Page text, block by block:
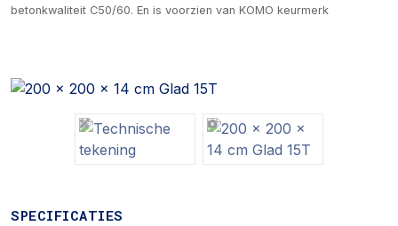
betonkwaliteit C50/60. En is voorzien van KOMO keurmerk
SPECIFICATIES